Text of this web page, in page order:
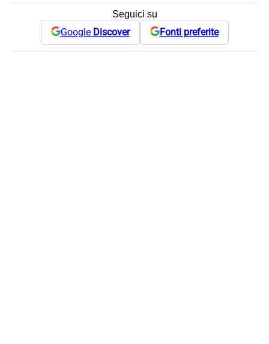
Seguici su
Google Discover Fonti preferite